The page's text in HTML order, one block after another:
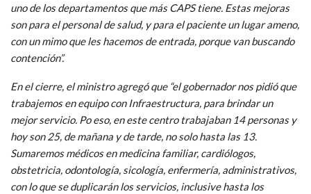
uno de los departamentos que más CAPS tiene. Estas mejoras
son para el personal de salud, y para el paciente un lugar ameno,
con un mimo que les hacemos de entrada, porque van buscando
contención”.
En el cierre, el ministro agregó que “el gobernador nos pidió que
trabajemos en equipo con Infraestructura, para brindar un
mejor servicio. Po eso, en este centro trabajaban 14 personas y
hoy son 25, de mañana y de tarde, no solo hasta las 13.
Sumaremos médicos en medicina familiar, cardiólogos,
obstetricia, odontología, sicología, enfermería, administrativos,
con lo que se duplicarán los servicios, inclusive hasta los